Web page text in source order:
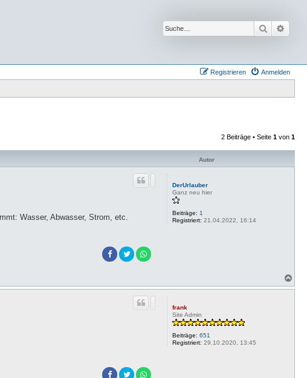
Suche
Anmelden
Registrieren
2 Beiträge • Seite 1 von 1
Autor
DerUrlauber
Ganz neu hier
Beiträge: 1
Registriert: 21.04.2022, 16:14
Wasser, Abwasser, Strom, etc.
a
frank
Site Admin
Beiträge: 651
Registriert: 29.10.2020, 13:45